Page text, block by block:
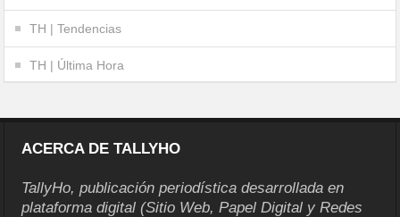
TH | Tendencias
TH | Última Hora
ACERCA DE TALLYHO
TallyHo, publicación periodística desarrollada en
plataforma digital (Sitio Web, Papel Digital y Redes